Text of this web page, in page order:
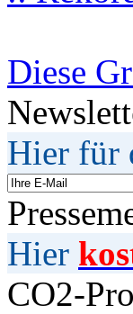
Diese
Hier für
Hier
CO2-